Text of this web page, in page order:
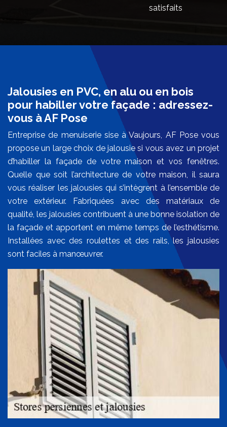
satisfaits
Jalousies en PVC, en alu ou en bois
pour habiller votre façade : adressez-
vous à AF Pose
Entreprise de menuiserie sise à Vaujours, AF Pose vous
propose un large choix de jalousie si vous avez un projet
d’habiller la façade de votre maison et vos fenêtres.
Quelle que soit l’architecture de votre maison, il saura
vous réaliser les jalousies qui s’intègrent à l’ensemble de
votre extérieur. Fabriquées avec des matériaux de
qualité, les jalousies contribuent à une bonne isolation de
la façade et apportent en même temps de l’esthétisme.
Installées avec des roulettes et des rails, les jalousies
sont faciles à manœuvrer.